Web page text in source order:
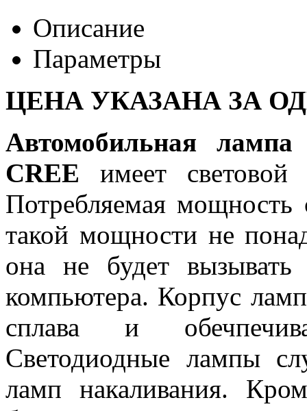
Описание
Параметры
ЦЕНА УКАЗАНА ЗА
Автомобильная
CREEимеет
Потребляемая мощность
такой мощности не
она не будет вызывать
компьютера. Корпус
сплава и
Светодиодные лампы
ламп накаливания.